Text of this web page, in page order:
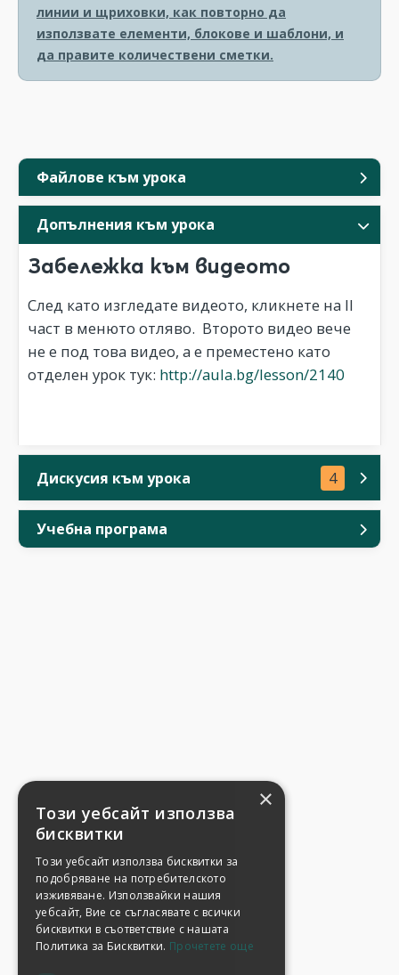
Файлове към урока
Допълнения към урока
Забележка към видеото
След като изгледате видеото, кликнете на II
част в менюто отляво. Второто видео вече
не е под това видео, а е преместено като
отделен урок тук: http://aula.bg/lesson/2140
Дискусия към урока 4
Учебна програма
линии и щриховки, как повторно да
използвате елементи, блокове и шаблони, и
да правите количествени сметки.
×
Този уебсайт използва
бисквитки
Този уебсайт използва бисквитки за
подобряване на потребителското
изживяване. Използвайки нашия
уебсайт, Вие се съгласявате с всички
бисквитки в съответствие с нашата
Политика за Бисквитки. Прочетете още